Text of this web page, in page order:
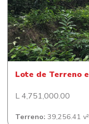
Lote de
Lote de Terreno
L 4,751,000.00
Terreno: 39,256.41 v²